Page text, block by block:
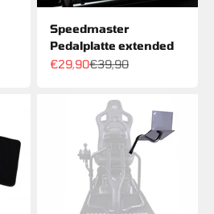
Speedmaster
Pedalplatte extended
Angebot
€29,90Regulärer Preis
€39,90